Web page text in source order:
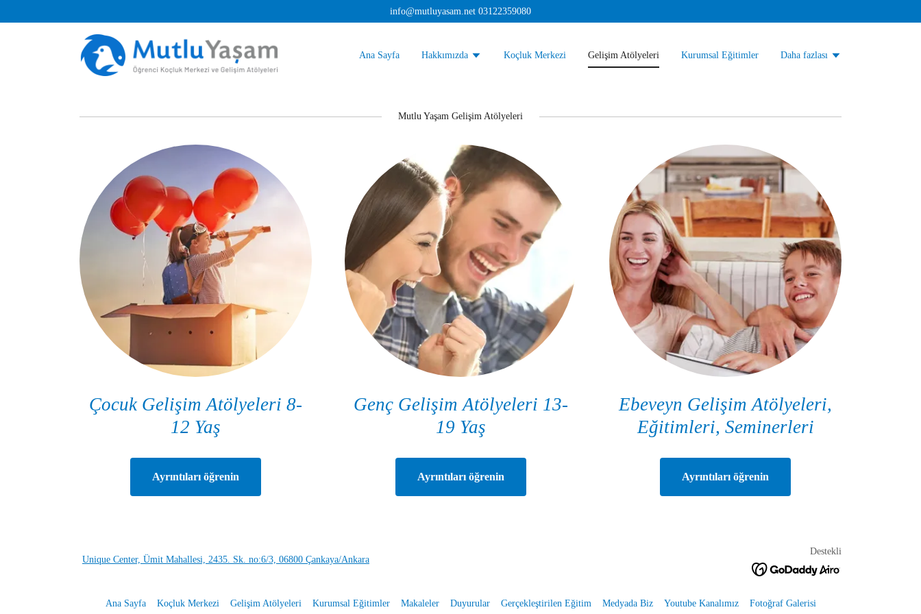
info@mutluyasam.net 03122359080
Ana Sayfa Hakkımızda Koçluk Merkezi Gelişim Atölyeleri Kurumsal Eğitimler Daha fazlası
Mutlu Yaşam Gelişim Atölyeleri
Çocuk Gelişim Atölyeleri 8-
12 Yaş
Ayrıntıları öğrenin
Genç Gelişim Atölyeleri 13-
19 Yaş
Ayrıntıları öğrenin
Ebeveyn Gelişim Atölyeleri,
Eğitimleri, Seminerleri
Ayrıntıları öğrenin
Unique Center, Ümit Mahallesi, 2435. Sk. no:6/3, 06800 Çankaya/Ankara
Destekli
Ana Sayfa Koçluk Merkezi Gelişim Atölyeleri Kurumsal Eğitimler Makaleler Duyurular Gerçekleştirilen Eğitim Medyada Biz Youtube Kanalımız Fotoğraf Galerisi